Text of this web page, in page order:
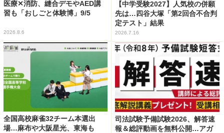
医療✕消防、縫合デモやAED講
習も「おしごと体験博」9/5
2026.8.6
【中学受験2027】人気校の併願
先は…四谷大塚「第2回合不合判
定テスト」結果
2026.7.16
全国高校麻雀32チーム本選出
場…麻布や大阪星光、東海も
司法試験予備試験2026、解答速
報＆総評動画を無料公開…アガ